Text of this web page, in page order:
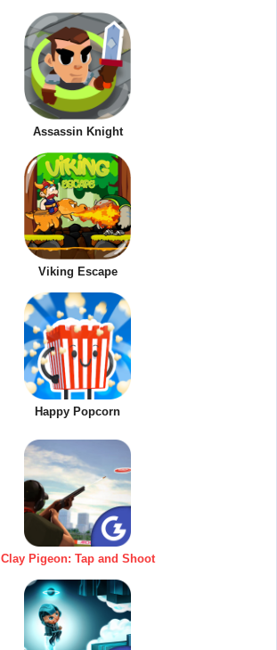
Assassin Knight
Viking Escape
Happy Popcorn
Clay Pigeon: Tap and Shoot